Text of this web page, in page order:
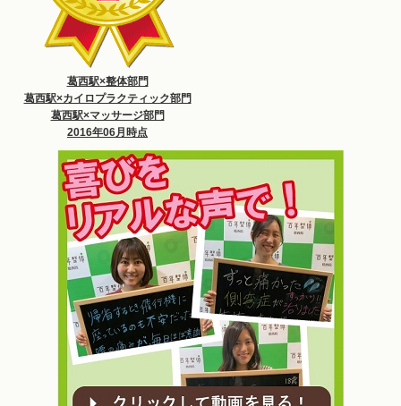
葛西駅×整体部門
葛西駅×カイロプラクティック部門
葛西駅×マッサージ部門
2016年06月時点